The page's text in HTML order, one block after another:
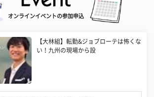
オンラインイベントの参加申込
【大林組】転勤&ジョブローテは怖くな
い！九州の現場から設